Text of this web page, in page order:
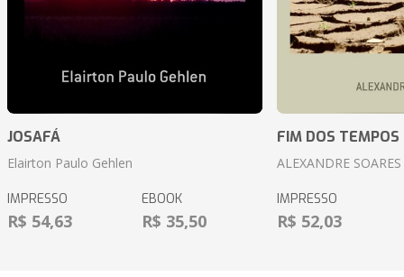
JOSAFÁ
Elairton Paulo Gehlen
IMPRESSO
R$ 54,63
EBOOK
R$ 35,50
FIM DOS TEMPOS
ALEXANDRE SOARES
IMPRESSO
R$ 52,03